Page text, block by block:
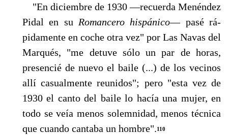
"En diciembre de 1930 —recuerda Menéndez
Pidal en su Romancero hispánico— pasé rá­
pidamente en coche otra vez" por Las Navas del
Marqués, "me detuve sólo un par de horas,
presencié de nuevo el baile (...) de los vecinos
allí casualmente reunidos"; pero "esta vez de
1930 el canto del baile lo hacía una mujer, en
todo se veía menos solemnidad, menos técni­ca
que cuando cantaba un hombre".110